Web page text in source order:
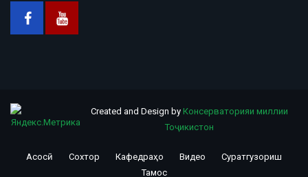
Created and Design by Консерваторияи миллии
Тоҷикистон
Асосӣ Сохтор Кафедраҳо Видео
Суратгузориш
Тамос